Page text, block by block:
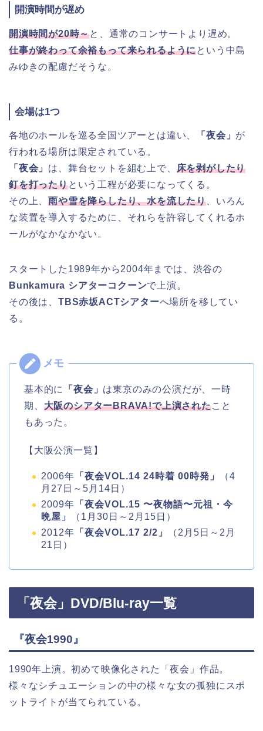
開演時間が遅め
開演時間が20時～と、通常のコンサートより遅め。
仕事が終わって余裕もって来られるようにという中島
みゆきの配慮だそうな。
会場は1つ
各地のホールを巡る全国ツアーとは違い、 「夜会」 が
行われる場所は限定されている。
「夜会」 は、舞台セットを組む上で、 床を剥がしたり
釘を打ったりという工程が必要になってくる。
その上、雨や雪を降らしたり、水を流したり 、いろん
な装置を導入するために、それらを許容してくれるホ
ールがなかなかない。
スタートした1989年から2004年までは、渋谷の
Bunkamura シアターコクーンで上演。
その後は、 TBS赤坂ACTシアターへ場所を移してい
る。
基本的に 「夜会」 は東京のみの公演だが、一時
期、 大阪のシアターBRAVA!で上演されたこと
もあった。
【大阪公演一覧】
2006年 「夜会VOL.14 24時着 00時発」
（4
月27日～5月14日）
2009年 「夜会VOL.15 〜夜物語〜元祖・今
晩屋」
（1月30日～2月15日）
2012年 「夜会VOL.17 2/2」
（2月5日～2月
21日）
「夜会」DVD/Blu-ray一覧
『夜会1990』
1990年上演。初めて映像化された「夜会」作品。
様々なシチュエーションの中の様々な女の孤独にスポ
ットライトが当てられている。